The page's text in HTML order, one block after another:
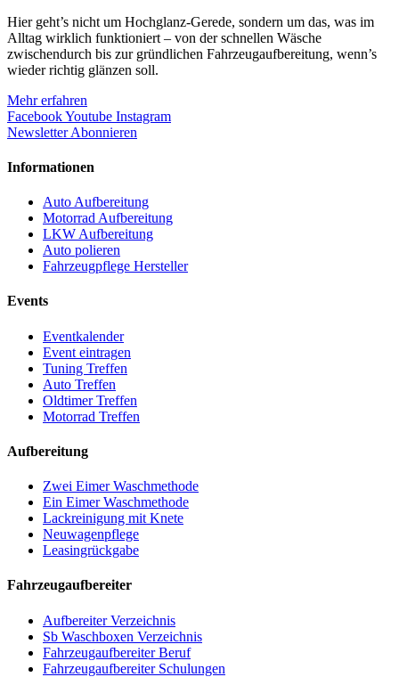
Hier geht’s nicht um Hochglanz-Gerede, sondern um das, was im
Alltag wirklich funktioniert – von der schnellen Wäsche
zwischendurch bis zur gründlichen Fahrzeugaufbereitung, wenn’s
wieder richtig glänzen soll.
Mehr erfahren
FacebookYoutube Instagram
Newsletter Abonnieren
Informationen
Auto Aufbereitung
Motorrad Aufbereitung
LKW Aufbereitung
Auto polieren
Fahrzeugpflege Hersteller
Events
Eventkalender
Event eintragen
Tuning Treffen
Auto Treffen
Oldtimer Treffen
Motorrad Treffen
Aufbereitung
Zwei Eimer Waschmethode
Ein Eimer Waschmethode
Lackreinigung mit Knete
Neuwagenpflege
Leasingrückgabe
Fahrzeugaufbereiter
Aufbereiter Verzeichnis
Sb Waschboxen Verzeichnis
Fahrzeugaufbereiter Beruf
Fahrzeugaufbereiter Schulungen